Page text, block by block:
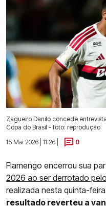
Zagueiro Danilo concede
Copa do Brasil - foto: reprodução
15 Mai 2026 | 11:26 |
0
Flamengo encerrou sua
2026 ao ser derrotado
realizada nesta quinta-
resultado reverteu a